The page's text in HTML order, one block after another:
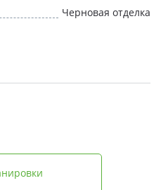
Черновая отделка